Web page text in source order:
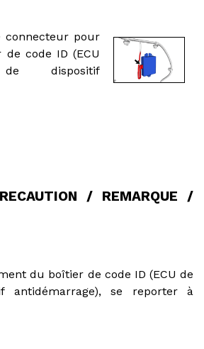
connecteur pour
code ID (ECU
dispositif
/ REMARQUE /
du boîtier de code ID (ECU de
antidémarrage), se reporter à